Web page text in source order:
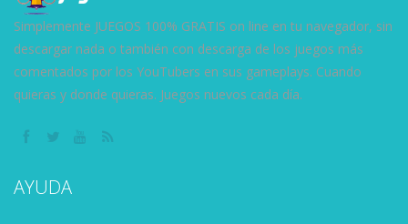
Simplemente JUEGOS 100% GRATIS on line en tu navegador, sin
descargar nada o también con descarga de los juegos más
comentados por los YouTubers en sus gameplays. Cuando
quieras y donde quieras. Juegos nuevos cada día.
AYUDA